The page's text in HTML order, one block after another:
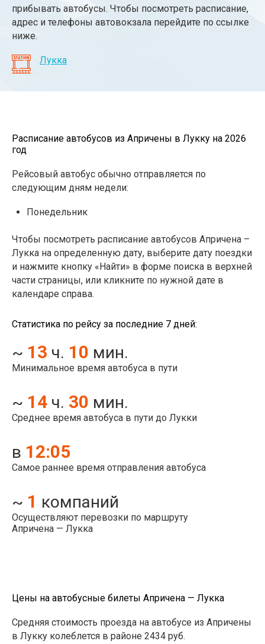
прибывать автобусы. Чтобы посмотреть расписание,
адрес и телефоны автовокзала перейдите по ссылке
ниже.
Лукка
Расписание автобусов из Апричены в Лукку на 2026
год
Рейсовый автобус обычно отправляется по
следующим дням недели:
Понедельник
Чтобы посмотреть расписание автобусов Апричена –
Лукка на определенную дату, выберите дату поездки
и нажмите кнопку «Найти» в форме поиска в верхней
части страницы, или кликните по нужной дате в
календаре справа.
Статистика по рейсу за последние 7 дней:
~ 13 ч. 10 мин.
Минимальное время автобуса в пути
~ 14 ч. 30 мин.
Среднее время автобуса в пути до Лукки
в 12:05
Самое раннее время отправления автобуса
~ 1 компаний
Осуществляют перевозки по маршруту
Апричена — Лукка
Цены на автобусные билеты Апричена — Лукка
Средняя стоимость проезда на автобусе из Апричены
в Лукку колеблется в районе 2434 руб.